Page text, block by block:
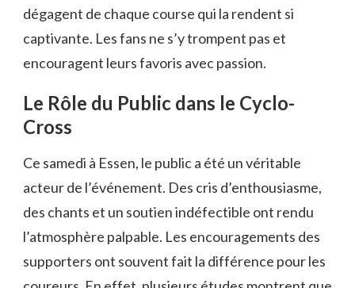
dégagent de chaque course qui la rendent si
captivante. Les fans ne s’y trompent pas et
encouragent leurs favoris avec passion.
Le Rôle du Public dans le Cyclo-
Cross
Ce samedi à Essen, le public a été un véritable
acteur de l’événement. Des cris d’enthousiasme,
des chants et un soutien indéfectible ont rendu
l’atmosphère palpable. Les encouragements des
supporters ont souvent fait la différence pour les